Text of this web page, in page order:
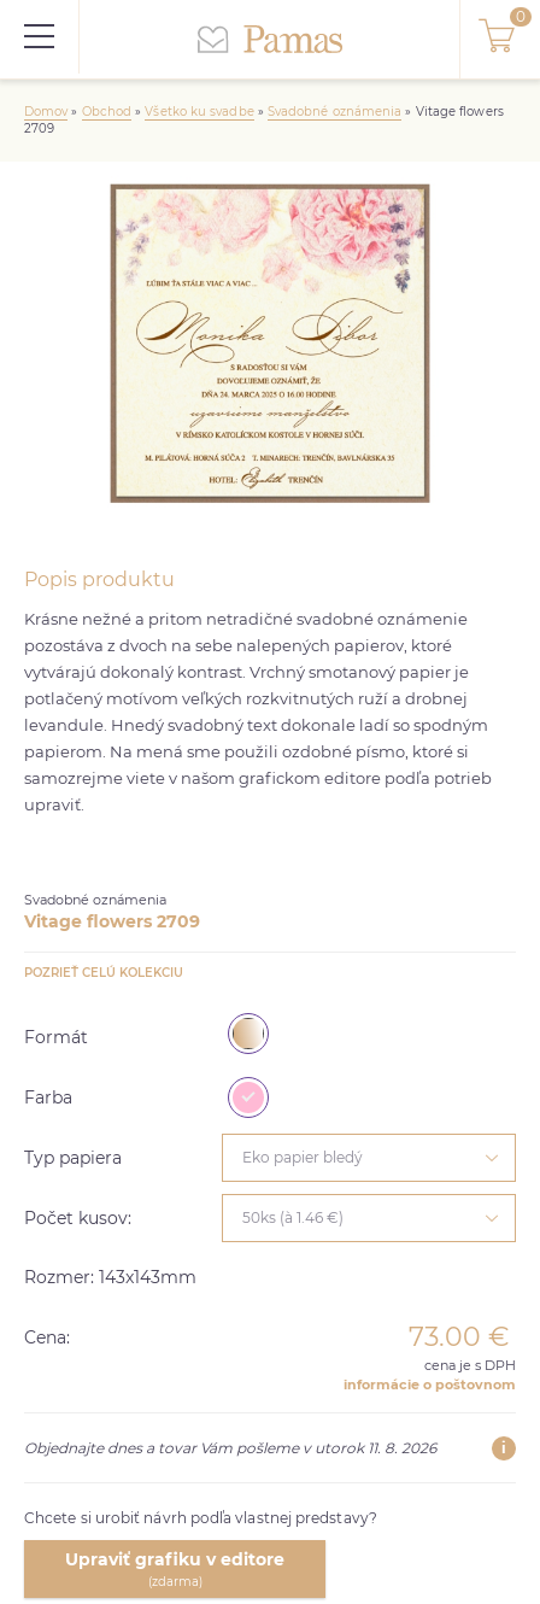
Domov» Obchod »Všetko ku svadbe» Svadobné oznámenia » Vitage flowers
2709
Popis produktu
Krásne nežné a pritom netradičné svadobné oznámenie
pozostáva z dvoch na sebe nalepených papierov, ktoré
vytvárajú dokonalý kontrast. Vrchný smotanový papier je
potlačený motívom veľkých rozkvitnutých ruží a drobnej
levandule. Hnedý svadobný text dokonale ladí so spodným
papierom. Na mená sme použili ozdobné písmo, ktoré si
samozrejme viete v našom grafickom editore podľa potrieb
upraviť.
Svadobné oznámenia
Vitage flowers 2709
POZRIEŤ CELÚ KOLEKCIU
Formát
Farba
Typ papiera Eko papier bledý
Počet kusov: 50ks (à 1.46 €)
Rozmer: 143x143mm
Cena: 73.00 €
cena je s DPH
informácie o poštovnom
Objednajte dnes a tovar Vám pošleme v utorok 11. 8. 2026 i
Chcete si urobiť návrh podľa vlastnej predstavy?
Upraviť grafiku v editore
(zdarma)